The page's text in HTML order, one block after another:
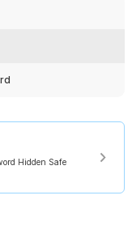
di rumah
mengurangi
praktis.
tempat
praktis sekaligus
dibanding wadah
Hidden Safe